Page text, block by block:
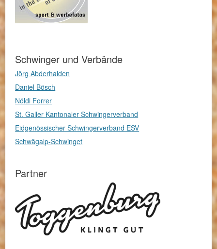
Schwinger und Verbände
Jörg Abderhalden
Daniel Bösch
Nöldi Forrer
St. Galler Kantonaler Schwingerverband
Eidgenössischer Schwingerverband ESV
Schwägalp-Schwinget
Partner